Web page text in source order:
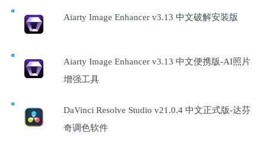
Aiarty Image Enhancer v3.13 中文破解安装版
Aiarty Image Enhancer v3.13 中文便携版-AI照片
增强工具
DaVinci Resolve Studio v21.0.4 中文正式版-达芬
奇调色软件